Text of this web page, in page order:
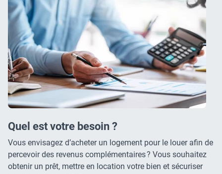
Quel est votre besoin ?
Vous envisagez d’acheter un logement pour le louer afin de
percevoir des revenus complémentaires ? Vous souhaitez
obtenir un prêt, mettre en location votre bien et sécuriser